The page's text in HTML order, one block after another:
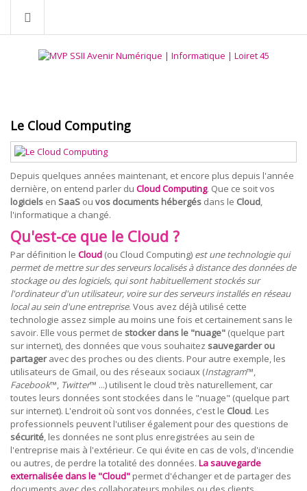
Le Cloud Computing
Depuis quelques années maintenant, et encore plus depuis l'année
dernière, on entend parler du Cloud Computing. Que ce soit vos
logiciels en SaaS ou vos documents hébergés dans le Cloud,
l'informatique a changé.
Qu'est-ce que le Cloud ?
Par définition le Cloud (ou Cloud Computing) est une technologie qui
permet de mettre sur des serveurs localisés à distance des données de
stockage ou des logiciels, qui sont habituellement stockés sur
l'ordinateur d'un utilisateur, voire sur des serveurs installés en réseau
local au sein d'une entreprise. Vous avez déjà utilisé cette
technologie assez simple au moins une fois et certainement sans le
savoir. Elle vous permet de stocker dans le "nuage" (quelque part
sur internet), des données que vous souhaitez sauvegarder ou
partageravec des proches ou des clients. Pour autre exemple, les
utilisateurs de Gmail, ou des réseaux sociaux (Instagram™,
Facebook™, Twitter™ ...) utilisent le cloud très naturellement, car
toutes leurs données sont stockées dans le "nuage" (quelque part
sur internet). L'endroit où sont vos données, c'est le Cloud. Les
professionnels peuvent l'utiliser également pour des questions de
sécurité, les données ne sont plus enregistrées au sein de
l'entreprise mais à l'extérieur. Ce qui évite en cas de vols, d'incendie
ou autres, de perdre la totalité des données. La sauvegarde
externalisée dans le "Cloud" permet d'échanger et de partager des